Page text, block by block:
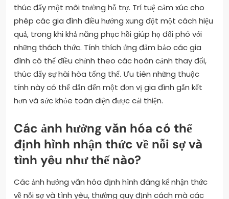
thúc đẩy một môi trường hỗ trợ. Trí tuệ cảm xúc cho
phép các gia đình điều hướng xung đột một cách hiệu
quả, trong khi khả năng phục hồi giúp họ đối phó với
những thách thức. Tính thích ứng đảm bảo các gia
đình có thể điều chỉnh theo các hoàn cảnh thay đổi,
thúc đẩy sự hài hòa tổng thể. Ưu tiên những thuộc
tính này có thể dẫn đến một đơn vị gia đình gắn kết
hơn và sức khỏe toàn diện được cải thiện.
Các ảnh hưởng văn hóa có thể
định hình nhận thức về nỗi sợ và
tình yêu như thế nào?
Các ảnh hưởng văn hóa định hình đáng kể nhận thức
về nỗi sợ và tình yêu, thường quy định cách mà các